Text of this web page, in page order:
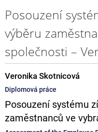
Posouzení
výběru
společnosti –
Veronika Skotnicová
Diplomová práce
Posouzení systému
zaměstnanců ve